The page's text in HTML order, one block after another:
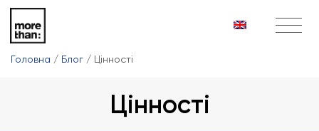
Головна / Блог / Цінності
Цінності